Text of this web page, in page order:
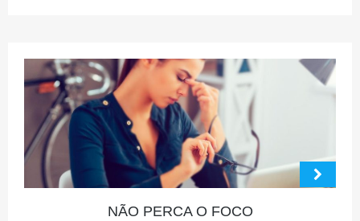
NÃO PERCA O FOCO